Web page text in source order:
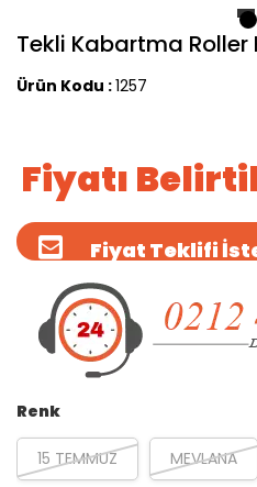
Tekli Kabartma Roller
Ürün Kodu :1257
Fiyatı
Fiyat Teklifi
Renk
15 TEMMUZ MEVLANA